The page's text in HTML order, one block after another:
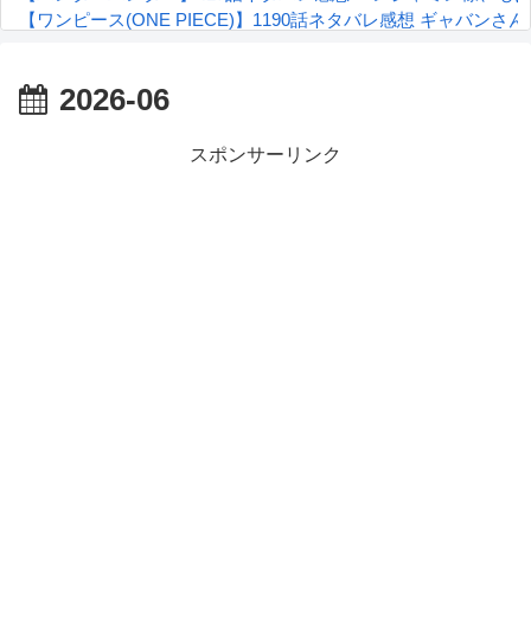
【ワンピース(ONE PIECE)】1190話ネタバレ感想 ギャバンさ
『進撃の巨人』で一番面白いところってｗｗｗｗｗ
るろうに剣心 -明治剣客浪漫譚- 京都動乱 第33話の感想
2026-06
スポンサーリンク